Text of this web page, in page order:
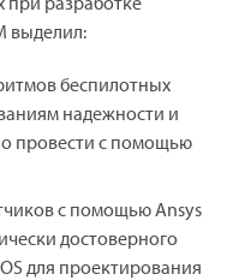
выделил:
беспилотных
надежности и
провести с помощью
с помощью Ansys
достоверного
для проектирования